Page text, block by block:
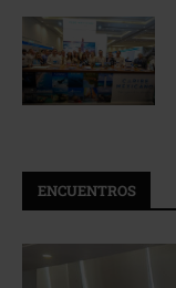
ENCUENTROS